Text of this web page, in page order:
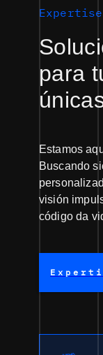
Expertise
para
Estamos
Buscando
visión
código da